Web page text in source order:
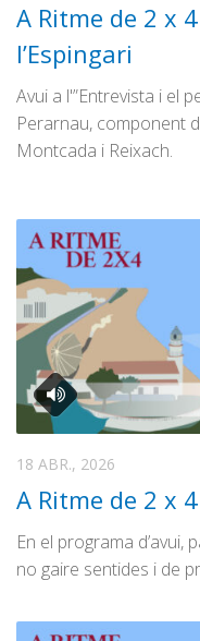
A Ritme de 2 x
l’Espingari
Avui a l'”Entrevista i el
Perarnau, component
Montcada i Reixach.
18 ABR., 2026
A Ritme de 2 x
En el programa d’avui,
no gaire sentides i de